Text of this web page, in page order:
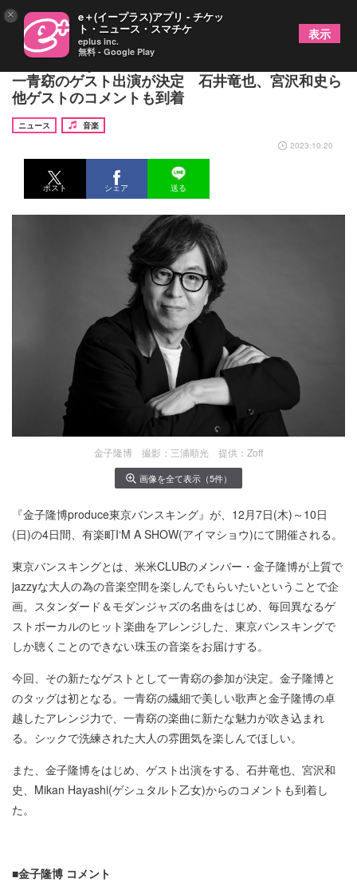
『金子隆博 produce 東京バンスキング』最終日に
一青窈のゲスト出演が決定 石井竜也、宮沢和史ら
他ゲストのコメントも到着
ニュース
音楽
2023.10.20
ポスト シェア 送る
金子隆博 撮影：三浦順光 提供：Zoff
画像を全て表示（5件）
『金子隆博produce東京バンスキング』が、12月7日(木)～10日
(日)の4日間、有楽町I‘M A SHOW(アイマショウ)にて開催される。
東京バンスキングとは、米米CLUBのメンバー・金子隆博が上質で
jazzyな大人の為の音楽空間を楽しんでもらいたいということで企
画。スタンダード＆モダンジャズの名曲をはじめ、毎回異なるゲ
ストボーカルのヒット楽曲をアレンジした、東京バンスキングで
しか聴くことのできない珠玉の音楽をお届けする。
今回、その新たなゲストとして一青窈の参加が決定。金子隆博と
のタッグは初となる。一青窈の繊細で美しい歌声と金子隆博の卓
越したアレンジ力で、一青窈の楽曲に新たな魅力が吹き込まれ
る。シックで洗練された大人の雰囲気を楽しんでほしい。
また、金子隆博をはじめ、ゲスト出演をする、石井竜也、宮沢和
史、Mikan Hayashi(ゲシュタルト乙女)からのコメントも到着し
た。
■金子隆博 コメント
× e＋(イープラス)アプリ - チケッ
ト・ニュース・スマチケ
eplus inc.
無料 - Google Play
表示